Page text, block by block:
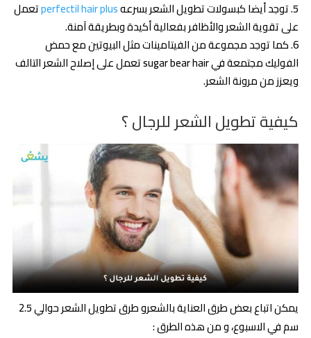
توجد أيضا كبسولات تطويل الشعر بسرعهperfectil hair plusتعمل
على تقوية الشعر والأظافر بفعالية أكيدة وبطريقة آمنة.
كما توجد مجموعة من الفيتامينات مثل البيوتين مع حمض
الفوليك مجتمعة في sugar bear hair تعمل على إصلاح الشعر التالف
ويعزز من مرونة الشعر.
كيفية تطويل الشعر للرجال ؟
يمكن اتباع بعض طرق العناية بالشعرو طرق تطويل الشعر حوالي 2.5
سم في الاسبوع، و من هذه الطرق :